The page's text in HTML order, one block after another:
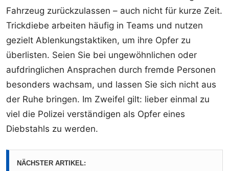
Fahrzeug zurückzulassen – auch nicht für kurze Zeit.
Trickdiebe arbeiten häufig in Teams und nutzen
gezielt Ablenkungstaktiken, um ihre Opfer zu
überlisten. Seien Sie bei ungewöhnlichen oder
aufdringlichen Ansprachen durch fremde Personen
besonders wachsam, und lassen Sie sich nicht aus
der Ruhe bringen. Im Zweifel gilt: lieber einmal zu
viel die Polizei verständigen als Opfer eines
Diebstahls zu werden.
NÄCHSTER ARTIKEL: